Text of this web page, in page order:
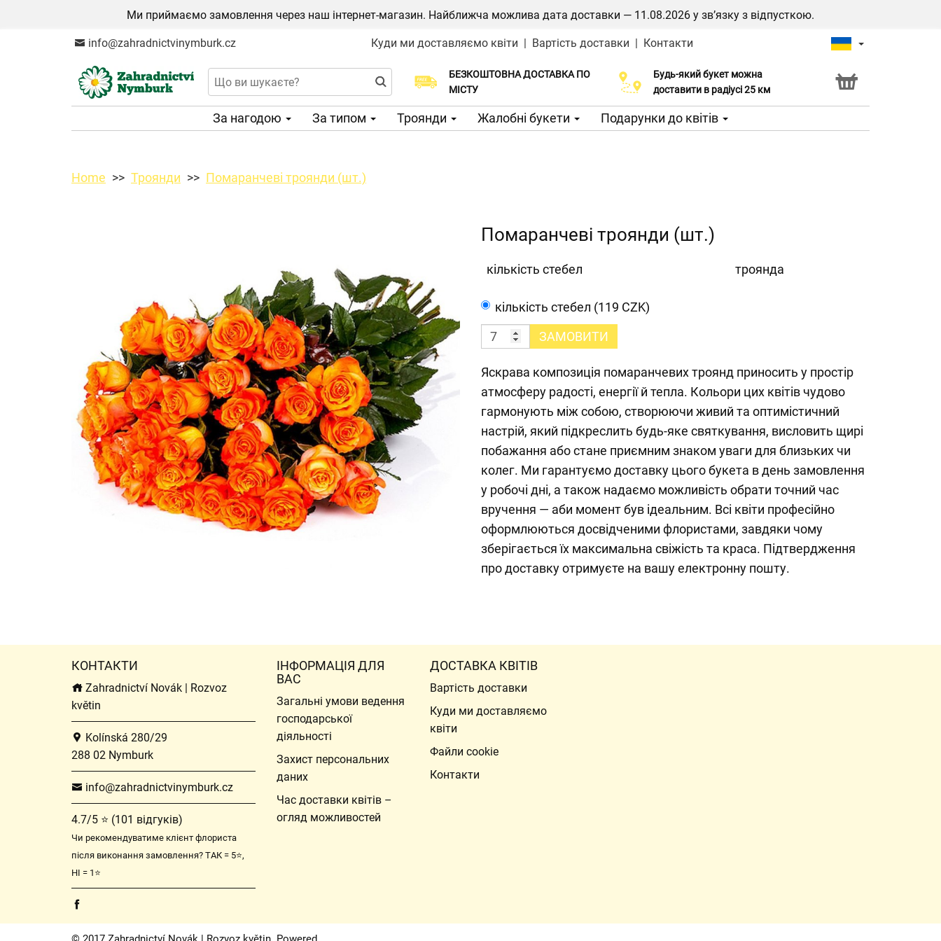
Ми приймаємо замовлення через наш інтернет-магазин. Найближча можлива дата доставки — 11.08.2026 у зв’язку з відпусткою.
info@zahradnictvinymburk.cz Куди ми доставляємо квіти | Вартість доставки | Контакти
БЕЗКОШТОВНА ДОСТАВКА ПО
МІСТУ
Виберіть дату доставки
Будь-який букет можна
доставити в радіусі 25 км
Послуга Click & Collect
За нагодою За типом Троянди Жалобні букети Подарунки до квітів
Home Троянди Помаранчеві троянди (шт.)
Помаранчеві троянди (шт.)
кількість стебел троянда
кількість стебел (119 CZK)
ЗАМОВИТИ
Яскрава композиція помаранчевих троянд приносить у простір
атмосферу радості, енергії й тепла. Кольори цих квітів чудово
гармонують між собою, створюючи живий та оптимістичний
настрій, який підкреслить будь-яке святкування, висловить щирі
побажання або стане приємним знаком уваги для близьких чи
колег. Ми гарантуємо доставку цього букета в день замовлення
у робочі дні, а також надаємо можливість обрати точний час
вручення — аби момент був ідеальним. Всі квіти професійно
оформлюються досвідченими флористами, завдяки чому
зберігається їх максимальна свіжість та краса. Підтвердження
про доставку отримуєте на вашу електронну пошту.
КОНТАКТИ
Zahradnictví Novák | Rozvoz
květin
Kolínská 280/29
288 02 Nymburk
info@zahradnictvinymburk.cz
4.7/5 ⭐ (101 відгуків)
Чи рекомендуватиме клієнт флориста
після виконання замовлення? ТАК = 5⭐,
НІ = 1⭐
ІНФОРМАЦІЯ ДЛЯ
ВАС
Загальні умови ведення
господарської
діяльності
Захист персональних
даних
Час доставки квітів –
огляд можливостей
ДОСТАВКА КВІТІВ
Вартість доставки
Куди ми доставляємо
квіти
Файли cookie
Контакти